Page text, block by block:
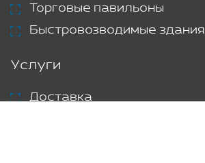
Торговые павильоны
Быстровозводимые здания
Услуги
Доставка